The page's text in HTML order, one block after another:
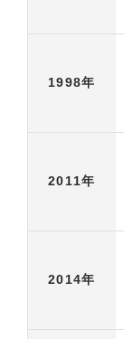
1998年
2011年
2014年